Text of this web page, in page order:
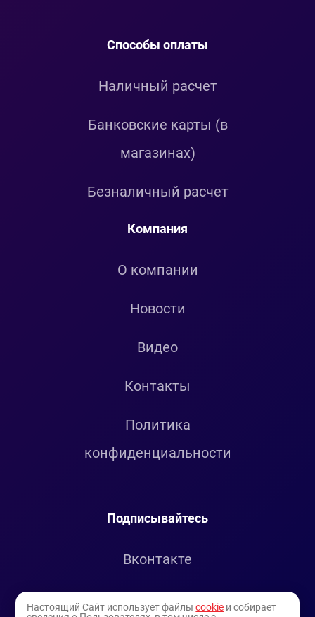
Способы оплаты
Наличный расчет
Банковские карты (в
магазинах)
Безналичный расчет
Компания
О компании
Новости
Видео
Контакты
Политика
конфиденциальности
Подписывайтесь
Вконтакте
Настоящий Сайт использует файлыcookie и собирает